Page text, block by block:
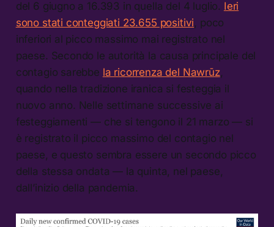
del 6 giugno a 16.393 in quella del 4 luglio. Ieri
sono stati conteggiati 23.655 positivi , poco
inferiori al picco massimo mai registrato nel
paese. Secondo le autorità la causa principale del
contagio sarebbe la ricorrenza del Nawrūz,
quando nella tradizione iranica si festeggia il
nuovo anno. Nelle settimane successive ai
festeggiamenti — che si tengono il 21 marzo — si
è registrato il picco massimo del contagio nel
paese, e questo sembra essere un secondo picco
della stessa ondata — la quinta, nel paese,
dall’inizio della pandemia.